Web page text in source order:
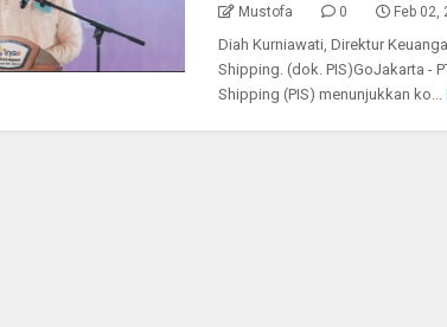
Mustofa 0 Feb 02,
Diah Kurniawati, Direktur
Shipping. (dok. PIS)GoJakarta -
Shipping (PIS) menunjukkan ko...